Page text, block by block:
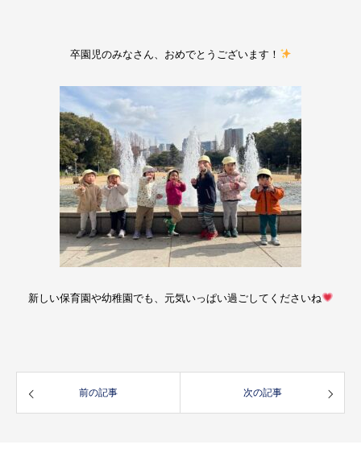
卒園児のみなさん、おめでとうございます！
新しい保育園や幼稚園でも、元気いっぱい過ごしてくださいね
前の記事 次の記事